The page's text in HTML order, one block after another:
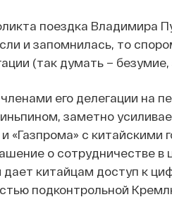
поездка Владимира
и запомнилась, то
(так думать –
его делегации на
заметно
«Газпрома» с китайскими
о сотрудничестве
китайцам доступ к
подконтрольной